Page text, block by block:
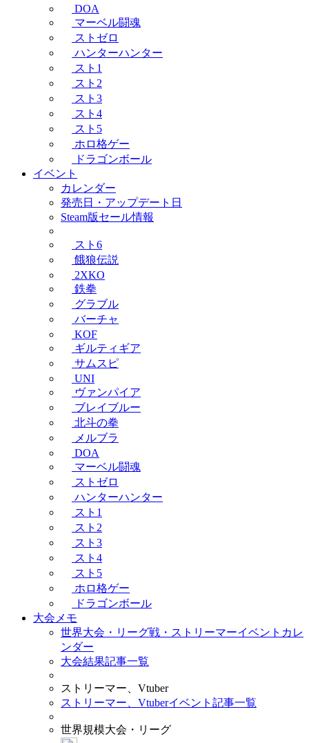
DOA
マーベル闘魂
ストゼロ
ハンターハンター
スト1
スト2
スト3
スト4
スト5
ホロ格ゲー
ドラゴンボール
イベント
カレンダー
発売日・アップデート日
Steam版セール情報
スト6
餓狼伝説
2XKO
鉄拳
グラブル
バーチャ
KOF
ギルティギア
サムスピ
UNI
ヴァンパイア
ブレイブルー
北斗の拳
メルブラ
DOA
マーベル闘魂
ストゼロ
ハンターハンター
スト1
スト2
スト3
スト4
スト5
ホロ格ゲー
ドラゴンボール
大会メモ
世界大会・リーグ戦・ストリーマーイベントカレ
ンダー
大会結果記事一覧
ストリーマー、Vtuber
ストリーマー、Vtuberイベント記事一覧
世界規模大会・リーグ